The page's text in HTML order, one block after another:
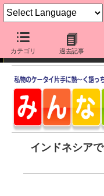
カテゴリ 過去記事
みんなのケータイ
インドネシア